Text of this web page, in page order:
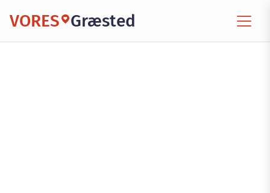
VORES Græsted